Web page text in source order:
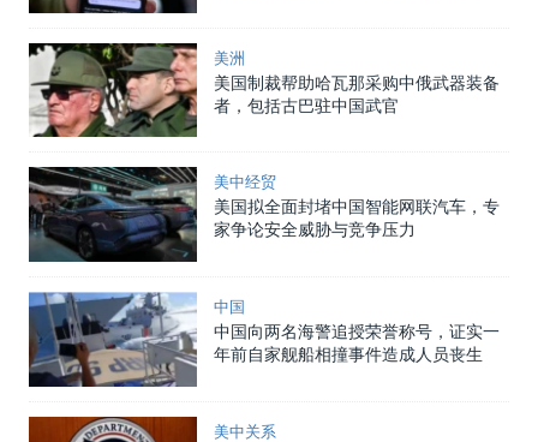
美洲
美国制裁帮助哈瓦那采购中俄武器装备
者，包括古巴驻中国武官
美中经贸
美国拟全面封堵中国智能网联汽车，专
家争论安全威胁与竞争压力
中国
中国向两名海警追授荣誉称号，证实一
年前自家舰船相撞事件造成人员丧生
美中关系